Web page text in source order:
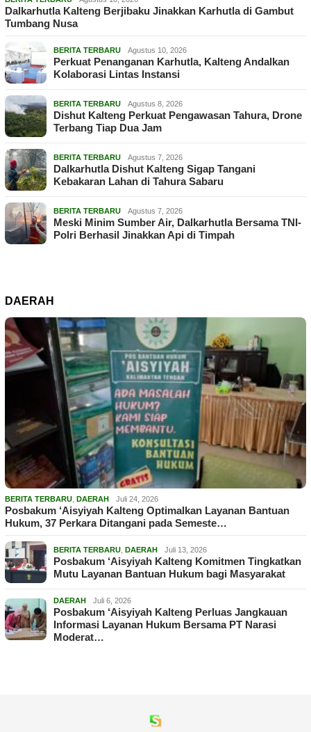
Dalkarhutla Kalteng Berjibaku Jinakkan Karhutla di Gambut
Tumbang Nusa
BERITA TERBARU Agustus 10, 2026
Perkuat Penanganan Karhutla, Kalteng Andalkan
Kolaborasi Lintas Instansi
BERITA TERBARU Agustus 8, 2026
Dishut Kalteng Perkuat Pengawasan Tahura, Drone
Terbang Tiap Dua Jam
BERITA TERBARU Agustus 7, 2026
Dalkarhutla Dishut Kalteng Sigap Tangani
Kebakaran Lahan di Tahura Sabaru
BERITA TERBARU Agustus 7, 2026
Meski Minim Sumber Air, Dalkarhutla Bersama TNI-
Polri Berhasil Jinakkan Api di Timpah
DAERAH
BERITA TERBARU DAERAH Juli 24, 2026
Posbakum ‘Aisyiyah Kalteng Optimalkan Layanan Bantuan
Hukum, 37 Perkara Ditangani pada Semeste…
BERITA TERBARU DAERAH Juli 13, 2026
Posbakum ‘Aisyiyah Kalteng Komitmen Tingkatkan
Mutu Layanan Bantuan Hukum bagi Masyarakat
DAERAH Juli 6, 2026
Posbakum ‘Aisyiyah Kalteng Perluas Jangkauan
Informasi Layanan Hukum Bersama PT Narasi
Moderat…